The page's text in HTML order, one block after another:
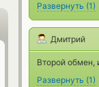
Развернуть (1)
Дмитрий
Второй обмен,
Развернуть (1)